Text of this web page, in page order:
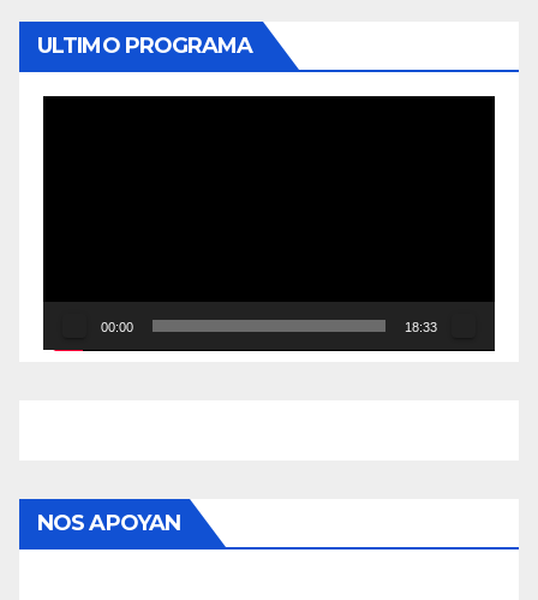
ULTIMO PROGRAMA
00:00 18:33
NOS APOYAN